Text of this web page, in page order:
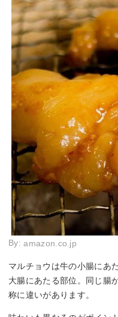
By:amazon.co.jp
マルチョウは牛の小腸にあ
大腸にあたる部位。同じ腸
称に違いがあります。